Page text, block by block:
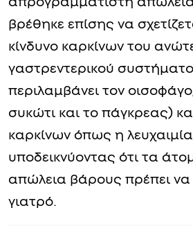
βρέθηκε επίσης να
κίνδυνο καρκίνων του
γαστρεντερικού
περιλαμβάνει τον
συκώτι και το πάγκρεας)
καρκίνων όπως η
υποδεικνύοντας ότι τα
απώλεια βάρους πρέπει
γιατρό.